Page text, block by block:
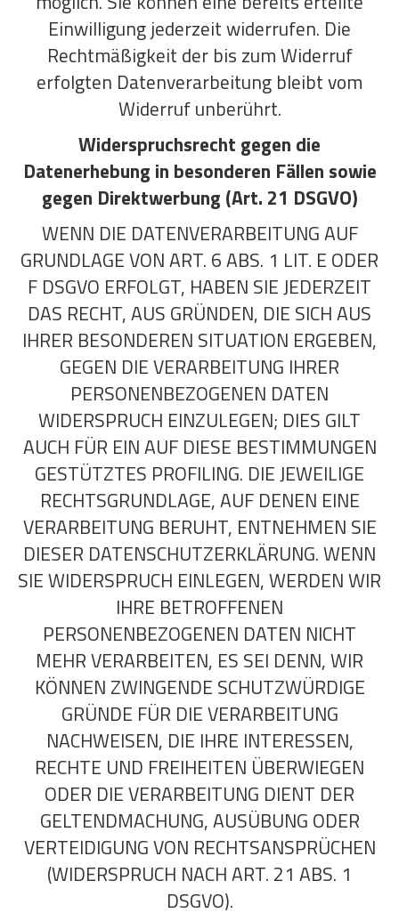
Einwilligung jederzeit widerrufen. Die
Rechtmäßigkeit der bis zum Widerruf
erfolgten Datenverarbeitung bleibt vom
Widerruf unberührt.
Widerspruchsrecht gegen die
Datenerhebung in besonderen Fällen sowie
gegen Direktwerbung (Art. 21 DSGVO)
WENN DIE DATENVERARBEITUNG AUF
GRUNDLAGE VON ART. 6 ABS. 1 LIT. E ODER
F DSGVO ERFOLGT, HABEN SIE JEDERZEIT
DAS RECHT, AUS GRÜNDEN, DIE SICH AUS
IHRER BESONDEREN SITUATION ERGEBEN,
GEGEN DIE VERARBEITUNG IHRER
PERSONENBEZOGENEN DATEN
WIDERSPRUCH EINZULEGEN; DIES GILT
AUCH FÜR EIN AUF DIESE BESTIMMUNGEN
GESTÜTZTES PROFILING. DIE JEWEILIGE
RECHTSGRUNDLAGE, AUF DENEN EINE
VERARBEITUNG BERUHT, ENTNEHMEN SIE
DIESER DATENSCHUTZERKLÄRUNG. WENN
SIE WIDERSPRUCH EINLEGEN, WERDEN WIR
IHRE BETROFFENEN
PERSONENBEZOGENEN DATEN NICHT
MEHR VERARBEITEN, ES SEI DENN, WIR
KÖNNEN ZWINGENDE SCHUTZWÜRDIGE
GRÜNDE FÜR DIE VERARBEITUNG
NACHWEISEN, DIE IHRE INTERESSEN,
RECHTE UND FREIHEITEN ÜBERWIEGEN
ODER DIE VERARBEITUNG DIENT DER
GELTENDMACHUNG, AUSÜBUNG ODER
VERTEIDIGUNG VON RECHTSANSPRÜCHEN
(WIDERSPRUCH NACH ART. 21 ABS. 1
DSGVO).